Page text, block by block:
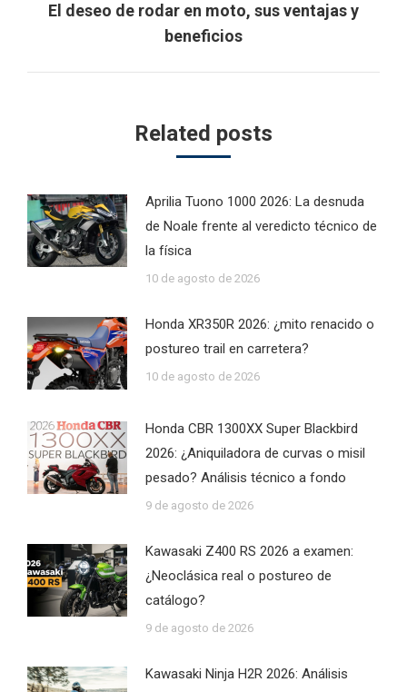
Next
post:
El deseo de rodar en moto, sus ventajas y
beneficios
Related posts
Aprilia Tuono 1000 2026: La desnuda
de Noale frente al veredicto técnico de
la física
10 de agosto de 2026
Honda XR350R 2026: ¿mito renacido o
postureo trail en carretera?
10 de agosto de 2026
Honda CBR 1300XX Super Blackbird
2026: ¿Aniquiladora de curvas o misil
pesado? Análisis técnico a fondo
9 de agosto de 2026
Kawasaki Z400 RS 2026 a examen:
¿Neoclásica real o postureo de
catálogo?
9 de agosto de 2026
Kawasaki Ninja H2R 2026: Análisis